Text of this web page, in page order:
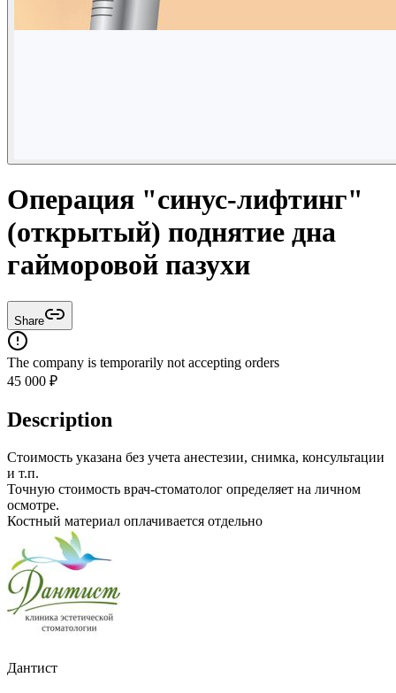
Операция "синус-лифтинг"
(открытый) поднятие дна
гайморовой пазухи
Share
The company is temporarily not accepting orders
45 000 ₽
Description
Стоимость указана без учета анестезии, снимка, консультации
и т.п.
Точную стоимость врач-стоматолог определяет на личном
осмотре.
Костный материал оплачивается отдельно
Дантист